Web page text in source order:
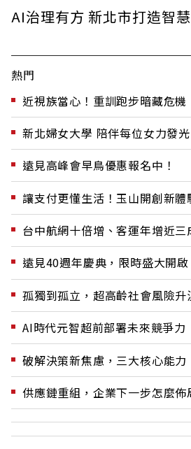
AI治理有方 新北市打造智
熱門
近視族當心！重訓跑步暗藏危機
新北婦女大學 陪伴每位女力發光
遠見高峰會早鳥優惠報名中！
讓支付更懂生活！玉山開創新體
台中航網十倍增、客運年增近三
遠見40週年慶典，限時盛大開啟
孤獨到孤立，超高齡社會風險升
AI時代元智超前部署未來競爭力
破解決策新焦慮，三大核心能力
供應鏈重組，企業下一步怎麼佈